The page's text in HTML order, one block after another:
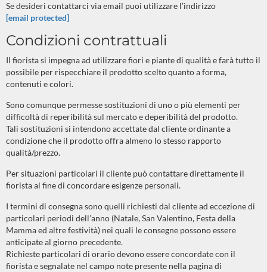
Se desideri contattarci via email puoi utilizzare l’indirizzo
[email protected]
Condizioni contrattuali
Il fiorista si impegna ad utilizzare fiori e piante di qualità e farà tutto il
possibile per rispecchiare il prodotto scelto quanto a forma,
contenuti e colori.
Sono comunque permesse sostituzioni di uno o più elementi per
difficoltà di reperibilità sul mercato e deperibilità del prodotto.
Tali sostituzioni si intendono accettate dal cliente ordinante a
condizione che il prodotto offra almeno lo stesso rapporto
qualità/prezzo.
Per situazioni particolari il cliente può contattare direttamente il
fiorista al fine di concordare esigenze personali.
I termini di consegna sono quelli richiesti dal cliente ad eccezione di
particolari periodi dell’anno (Natale, San Valentino, Festa della
Mamma ed altre festività) nei quali le consegne possono essere
anticipate al giorno precedente.
Richieste particolari di orario devono essere concordate con il
fiorista e segnalate nel campo note presente nella pagina di